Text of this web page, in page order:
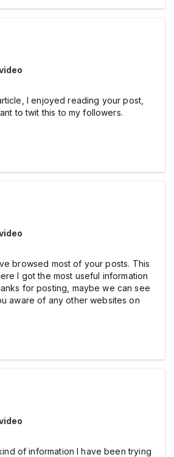
I enjoyed reading your post,
to twit this to my followers.
browsed most of your posts. This
I got the most useful information
for posting, maybe we can see
aware of any other websites on
of information I have been trying